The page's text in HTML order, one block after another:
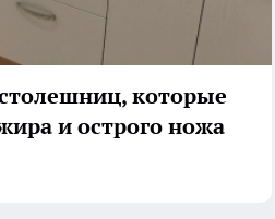
которые
и острого ножа